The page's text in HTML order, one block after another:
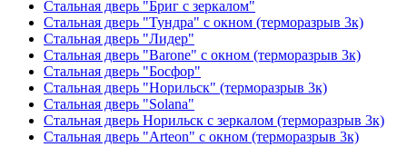
Стальная дверь "Бриг с зеркалом"
Стальная дверь "Тундра" с окном (терморазрыв 3к)
Стальная дверь "Лидер"
Стальная дверь "Barone" с окном (терморазрыв 3к)
Стальная дверь "Босфор"
Стальная дверь "Норильск" (терморазрыв 3к)
Стальная дверь "Solana"
Стальная дверь Норильск с зеркалом (терморазрыв 3к)
Стальная дверь "Arteon" с окном (терморазрыв 3к)